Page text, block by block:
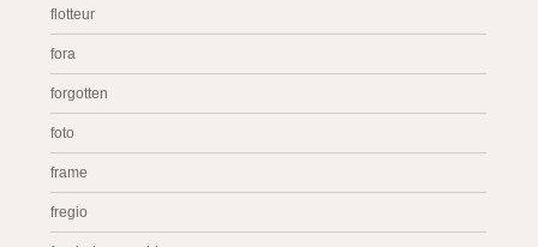
flotteur
fora
forgotten
foto
frame
fregio